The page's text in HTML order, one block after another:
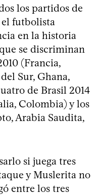
los partidos de
futbolista
en la historia
se discriminan
(Francia,
Sur, Ghana,
de Brasil 2014
Colombia) y los
Arabia Saudita,
si juega tres
y Muslerita no
entre los tres